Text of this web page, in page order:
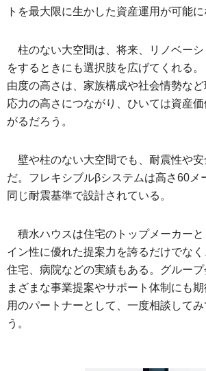
トを最大限に生かした資産運用が可能に
柱のない大空間は、将来、リノベー
をするときにも選択肢を広げてくれる
由度の高さは、家族構成や社会情勢な
応力の高さにつながり、ひいては資産
がるだろう。
壁や柱のない大空間でも、耐震性や
だ。フレキシブルβシステムは高さ60メ
同じ耐震基準で設計されている。
積水ハウスは住宅のトップメーカー
イン性に優れた提案力を誇るだけでな
住宅、病院などの実績もある。グルー
まざまな事業提案やサポート体制にも
用のパートナーとして、一度相談して
う。